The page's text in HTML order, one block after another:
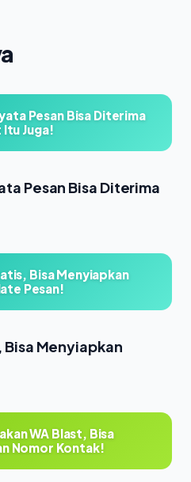
Pesan Bisa Diterima
Itu Juga!
Pesan Bisa Diterima
Bisa Menyiapkan
Pesan!
Bisa Menyiapkan
WA Blast, Bisa
Nomor Kontak!